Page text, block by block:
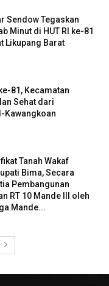
Sendow Tegaskan
Minut di HUT RI ke-81
Likupang Barat
81, Kecamatan
Sehat dari
Kawangkoan
Tanah Wakaf
Bima, Secara
Pembangunan
RT 10 Mande III oleh
Mande...